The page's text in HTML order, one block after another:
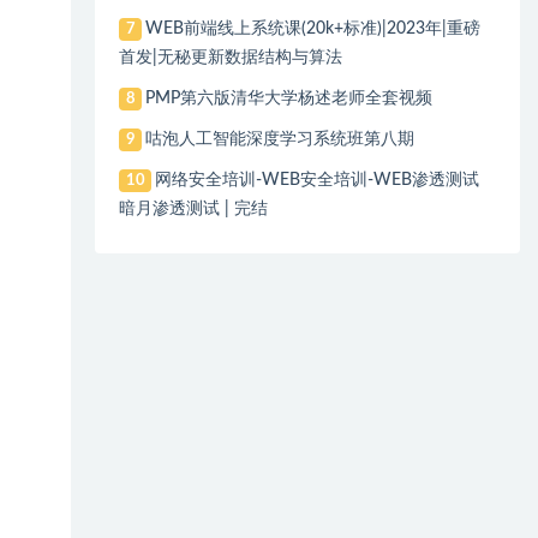
7
WEB前端线上系统课(20k+标准)|2023年|重磅
首发|无秘更新数据结构与算法
8 PMP第六版清华大学杨述老师全套视频
9 咕泡人工智能深度学习系统班第八期
10
网络安全培训-WEB安全培训-WEB渗透测试
暗月渗透测试 | 完结